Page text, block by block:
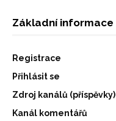
Základní informace
Registrace
Přihlásit se
Zdroj kanálů (příspěvky)
Kanál komentářů